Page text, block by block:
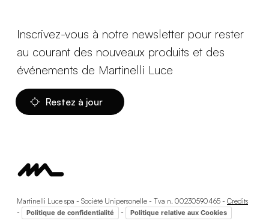
Inscrivez-vous à notre newsletter pour rester
au courant des nouveaux produits et des
événements de Martinelli Luce
Restez à jour
Martinelli Luce spa - Société Unipersonelle - Tva n. 00230590465 - Credits
-
Politique de confidentialité - Politique relative aux Cookies